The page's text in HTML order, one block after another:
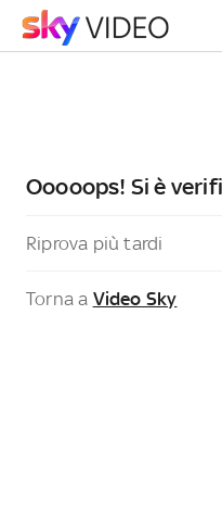
Ooooops! Si è
Riprova più tardi
Torna a Video Sky